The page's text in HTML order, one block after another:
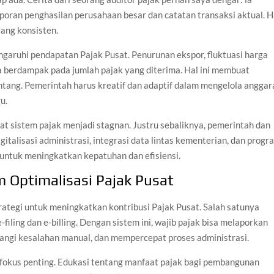
penghasilan perusahaan besar dan catatan transaksi aktual.
konsisten.
pendapatan Pajak Pusat. Penurunan ekspor, fluktuasi harga
pada jumlah pajak yang diterima. Hal ini membuat
Pemerintah harus kreatif dan adaptif dalam mengelola
sistem pajak menjadi stagnan. Justru sebaliknya, pemerintah dan
administrasi, integrasi data lintas kementerian, dan
meningkatkan kepatuhan dan efisiensi.
Optimalisasi Pajak Pusat
untuk meningkatkan kontribusi Pajak Pusat. Salah satunya
dan e-billing. Dengan sistem ini, wajib pajak bisa melaporkan
kesalahan manual, dan mempercepat proses administrasi.
penting. Edukasi tentang manfaat pajak bagi pembangunan